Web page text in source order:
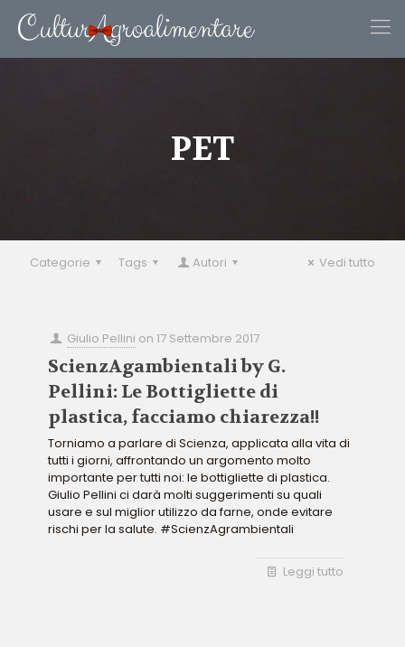
PET
Categorie Tags Autori Vedi tutto
Giulio Pellini on17 Settembre 2017
ScienzAgambientali by G.
Pellini: Le Bottigliette di
plastica, facciamo chiarezza!!
Torniamo a parlare di Scienza, applicata alla vita di
tutti i giorni, affrontando un argomento molto
importante per tutti noi: le bottigliette di plastica.
Giulio Pellini ci darà molti suggerimenti su quali
usare e sul miglior utilizzo da farne, onde evitare
rischi per la salute. #ScienzAgrambientali
Leggi tutto